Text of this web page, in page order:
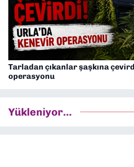
Tarladan çıkanlar şaşkına
operasyonu
Yükleniyor...